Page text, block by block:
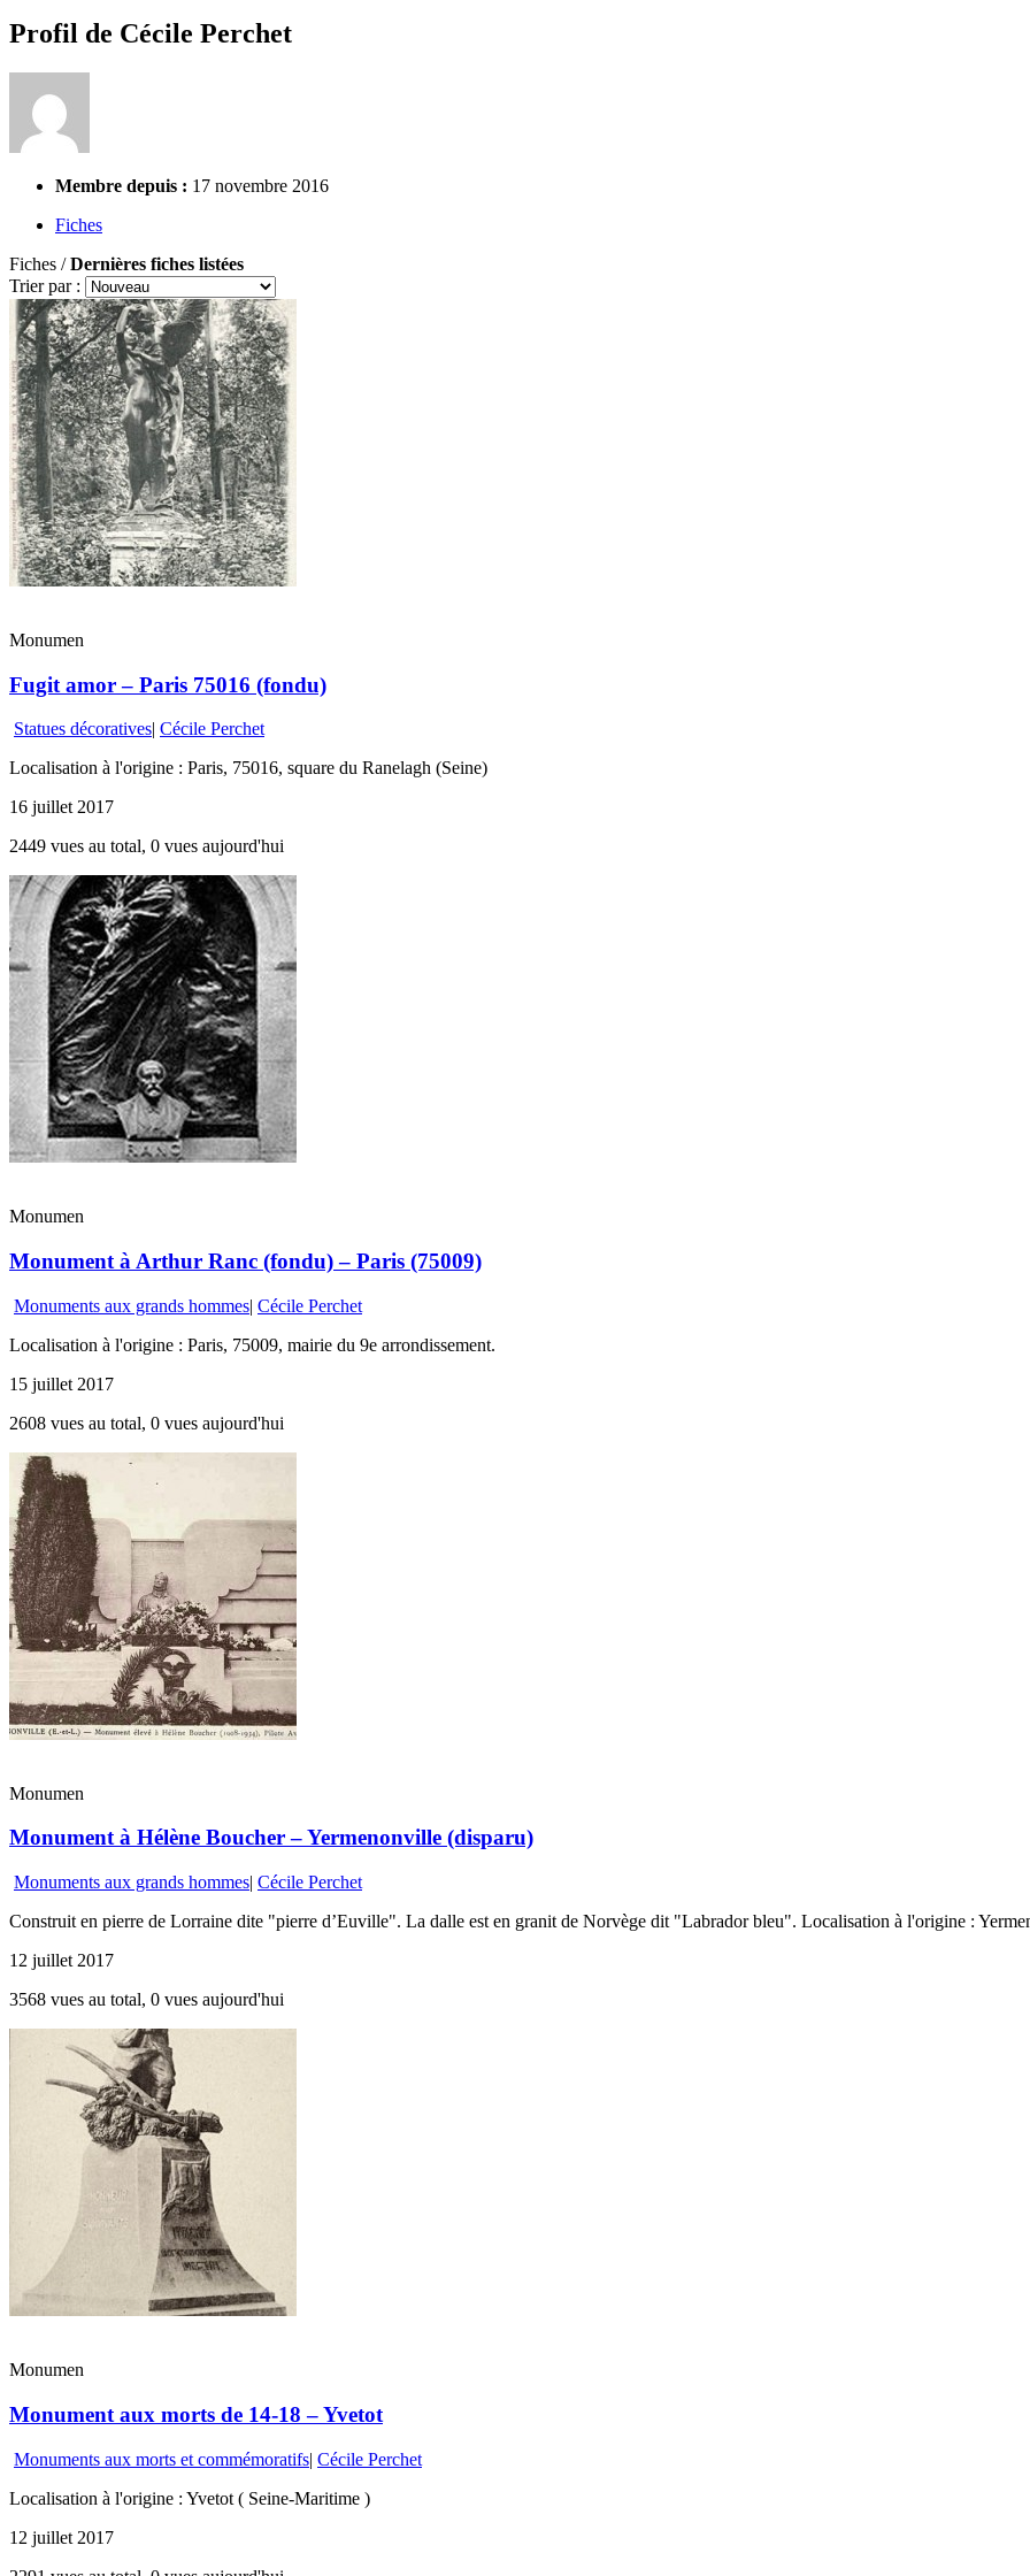
Profil de Cécile Perchet
Membre depuis : 17 novembre 2016
Fiches
Fiches /Dernières fiches listées
Trier par :
Monumen
Fugit amor – Paris 75016 (fondu)
Statues décoratives| Cécile Perchet
Localisation à l'origine : Paris, 75016, square du Ranelagh (Seine)
16 juillet 2017
2449 vues au total, 0 vues aujourd'hui
Monumen
Monument à Arthur Ranc (fondu) – Paris (75009)
Monuments aux grands hommes| Cécile Perchet
Localisation à l'origine : Paris, 75009, mairie du 9e arrondissement.
15 juillet 2017
2608 vues au total, 0 vues aujourd'hui
Monumen
Monument à Hélène Boucher – Yermenonville (disparu)
Monuments aux grands hommes| Cécile Perchet
Construit en pierre de Lorraine dite "pierre d’Euville". La dalle est en granit de Norvège dit "Labrador bleu". Localisation à l'origine :
12 juillet 2017
3568 vues au total, 0 vues aujourd'hui
Monumen
Monument aux morts de 14-18 – Yvetot
Monuments aux morts et commémoratifs| Cécile Perchet
Localisation à l'origine : Yvetot ( Seine-Maritime )
12 juillet 2017